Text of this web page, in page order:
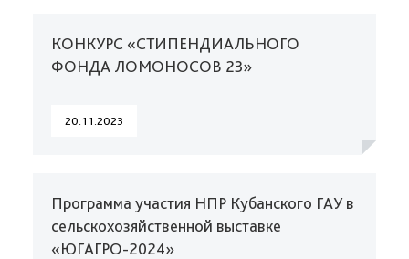
КОНКУРС «СТИПЕНДИАЛЬНОГО
ФОНДА ЛОМОНОСОВ 23»
20.11.2023
Программа участия НПР Кубанского ГАУ в
сельскохозяйственной выставке
«ЮГАГРО-2024»